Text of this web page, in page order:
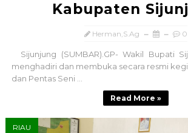
Kabupaten
Herman,S.Ag 0
Sijunjung (SUMBAR).GP- Wakil Bupati
menghadiri dan membuka secara resmi
dan Pentas Seni ...
Read More »
RIAU